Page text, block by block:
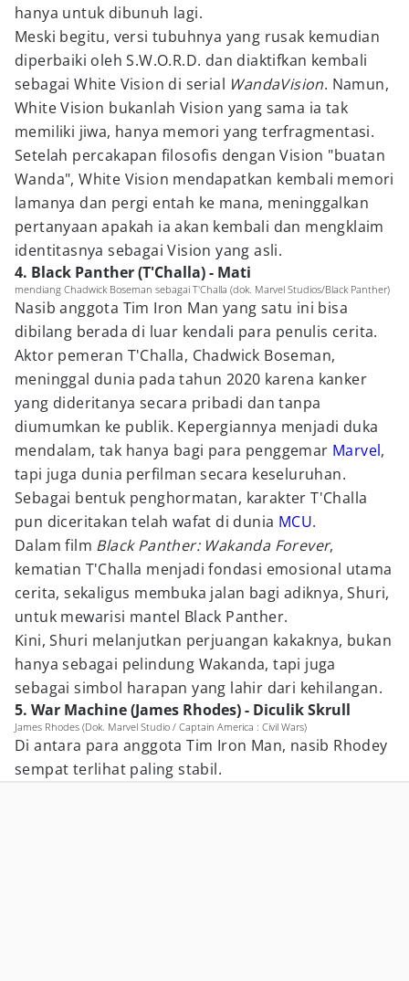
hanya untuk dibunuh lagi.
Meski begitu, versi tubuhnya yang rusak kemudian
diperbaiki oleh S.W.O.R.D. dan diaktifkan kembali
sebagai White Vision di serial WandaVision. Namun,
White Vision bukanlah Vision yang sama ia tak
memiliki jiwa, hanya memori yang terfragmentasi.
Setelah percakapan filosofis dengan Vision "buatan
Wanda", White Vision mendapatkan kembali memori
lamanya dan pergi entah ke mana, meninggalkan
pertanyaan apakah ia akan kembali dan mengklaim
identitasnya sebagai Vision yang asli.
4. Black Panther (T'Challa) - Mati
mendiang Chadwick Boseman sebagai T'Challa (dok. Marvel Studios/Black Panther)
Nasib anggota Tim Iron Man yang satu ini bisa
dibilang berada di luar kendali para penulis cerita.
Aktor pemeran T'Challa, Chadwick Boseman,
meninggal dunia pada tahun 2020 karena kanker
yang dideritanya secara pribadi dan tanpa
diumumkan ke publik. Kepergiannya menjadi duka
mendalam, tak hanya bagi para penggemar Marvel,
tapi juga dunia perfilman secara keseluruhan.
Sebagai bentuk penghormatan, karakter T'Challa
pun diceritakan telah wafat di dunia MCU.
Dalam film Black Panther: Wakanda Forever,
kematian T'Challa menjadi fondasi emosional utama
cerita, sekaligus membuka jalan bagi adiknya, Shuri,
untuk mewarisi mantel Black Panther.
Kini, Shuri melanjutkan perjuangan kakaknya, bukan
hanya sebagai pelindung Wakanda, tapi juga
sebagai simbol harapan yang lahir dari kehilangan.
5. War Machine (James Rhodes) - Diculik Skrull
James Rhodes (Dok. Marvel Studio / Captain America : Civil Wars)
Di antara para anggota Tim Iron Man, nasib Rhodey
sempat terlihat paling stabil.